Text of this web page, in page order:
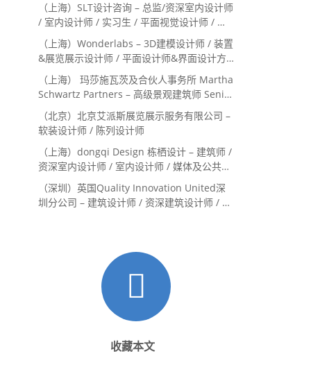
（上海）SLT设计咨询 – 总监/资深室内设计师
/ 室内设计师 / 实习生 / 平面视觉设计师 / 项
目经理/中后期负责人 / 媒体公关负责人 / 服
务体验设计师
（上海）Wonderlabs – 3D建模设计师 / 装置
&展览展示设计师 / 平面设计师&界面设计方
向
（上海） 玛莎施瓦茨及合伙人事务所 Martha
Schwartz Partners – 高级景观建筑师 Senior
Landscape Designer / 景观建筑师
Landscape Designer
（北京）北京艾派斯展览展示服务有限公司 –
软装设计师 / 陈列设计师
（上海）dongqi Design 栋栖设计 – 建筑师 /
资深室内设计师 / 室内设计师 / 媒体及公共关
系主管 / 设计实习生（常年招聘）
（深圳）英国Quality Innovation United深
圳分公司 – 建筑设计师 / 资深建筑设计师 / 室
收藏本文